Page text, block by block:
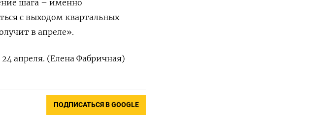
шага – именно
с выходом квартальных
в апреле».
апреля. (Елена Фабричная)
ПОДПИСАТЬСЯ В GOOGLE